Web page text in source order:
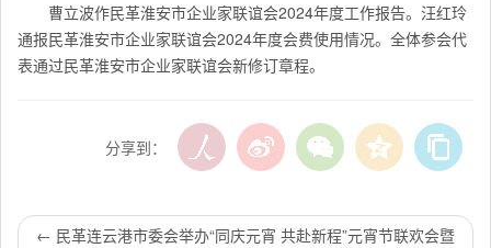
曹立波作民革淮安市企业家联谊会2024年度工作报告。汪红玲
通报民革淮安市企业家联谊会2024年度会费使用情况。全体参会代
表通过民革淮安市企业家联谊会新修订章程。
分享到：
← 民革连云港市委会举办“同庆元宵 共赴新程”元宵节联欢会暨